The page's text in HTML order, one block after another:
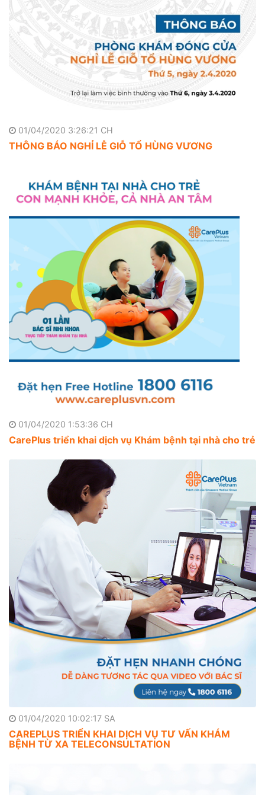
01/04/2020 3:26:21 CH
THÔNG BÁO NGHỈ LỄ GIỖ TỔ HÙNG VƯƠNG
01/04/2020 1:53:36 CH
CarePlus triển khai dịch vụ Khám bệnh tại nhà cho trẻ
01/04/2020 10:02:17 SA
CAREPLUS TRIỂN KHAI DỊCH VỤ TƯ VẤN KHÁM
BỆNH TỪ XA TELECONSULTATION